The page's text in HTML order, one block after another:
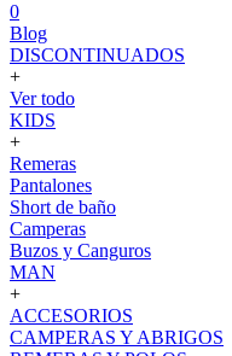
0
Blog
DISCONTINUADOS
+
Ver todo
KIDS
+
Remeras
Pantalones
Short de baño
Camperas
Buzos y Canguros
MAN
+
ACCESORIOS
CAMPERAS Y ABRIGOS